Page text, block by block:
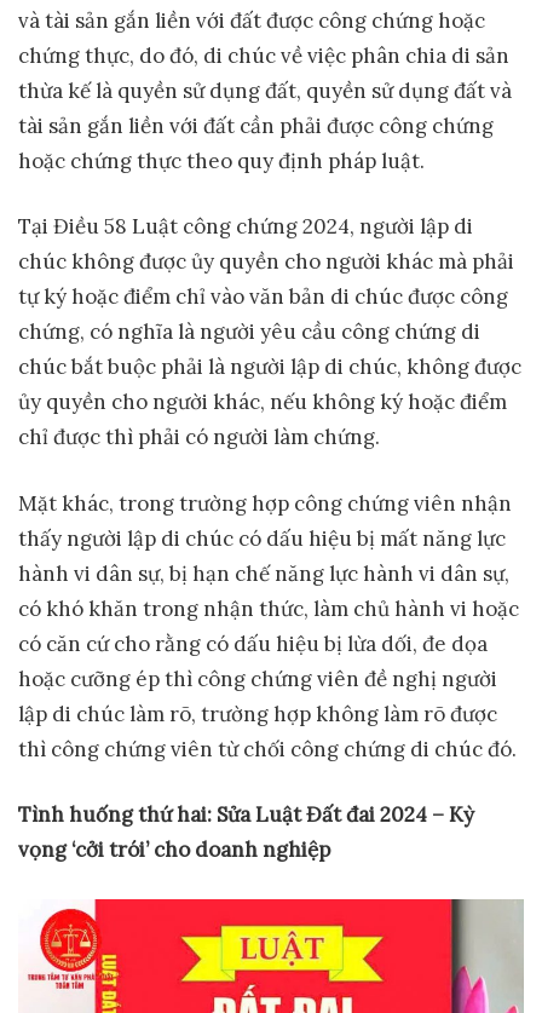
và tài sản gắn liền với đất được công chứng hoặc
chứng thực, do đó, di chúc về việc phân chia di sản
thừa kế là quyền sử dụng đất, quyền sử dụng đất và
tài sản gắn liền với đất cần phải được công chứng
hoặc chứng thực theo quy định pháp luật.
Tại Điều 58 Luật công chứng 2024, người lập di
chúc không được ủy quyền cho người khác mà phải
tự ký hoặc điểm chỉ vào văn bản di chúc được công
chứng, có nghĩa là người yêu cầu công chứng di
chúc bắt buộc phải là người lập di chúc, không được
ủy quyền cho người khác, nếu không ký hoặc điểm
chỉ được thì phải có người làm chứng.
Mặt khác, trong trường hợp công chứng viên nhận
thấy người lập di chúc có dấu hiệu bị mất năng lực
hành vi dân sự, bị hạn chế năng lực hành vi dân sự,
có khó khăn trong nhận thức, làm chủ hành vi hoặc
có căn cứ cho rằng có dấu hiệu bị lừa dối, đe dọa
hoặc cưỡng ép thì công chứng viên đề nghị người
lập di chúc làm rõ, trường hợp không làm rõ được
thì công chứng viên từ chối công chứng di chúc đó.
Tìnhhuống thứ hai: Sửa Luật Đất đai 2024 –Kỳ
vọng ‘cởi trói’ cho doanh nghiệp